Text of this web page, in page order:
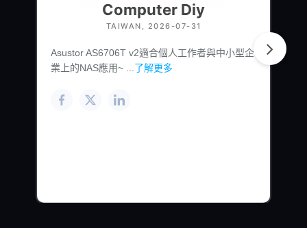
Computer Diy
TAIWAN, 2026-07-31
Asustor AS6706T v2適合個人工作者與中小型企
業上的NAS應用~ ... 了解更多